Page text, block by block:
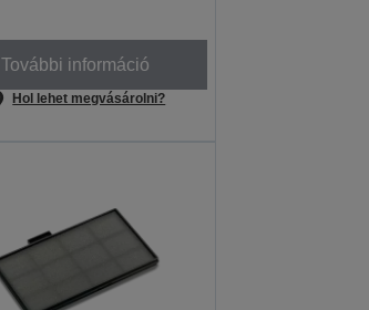
További információ
Hol lehet megvásárolni?